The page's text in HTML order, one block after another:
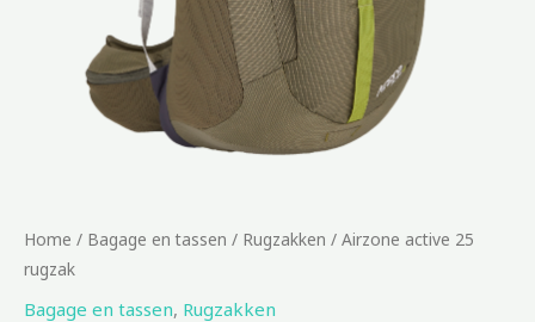
Home / Bagage en tassen / Rugzakken / Airzone active 25
rugzak
Bagage en tassen, Rugzakken